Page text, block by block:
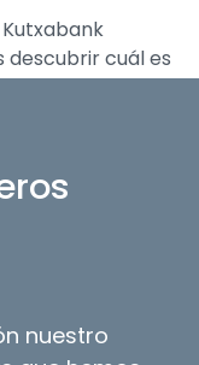
descubrir cuál es
que siguen
nos muestran
de cara a
si
un nuevo
nuestro